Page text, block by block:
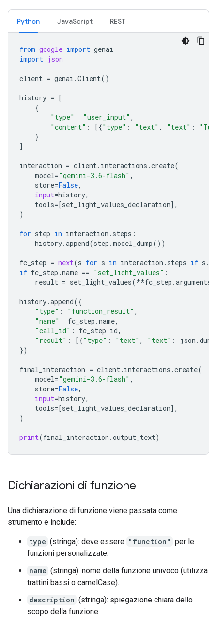
Python JavaScript REST
from google import genai
import json
client = genai .Client()
history =
[
{
"type" : "user_input" ,
"content" : [{"type" : "text" , "text" :
}
]
interaction = client. interactions .create(
model="gemini-3.6-flash" ,
store=False,
input=history,
tools= [set_light_values_declaration],
)
for step in interaction . steps :
history.append(step .model_dump())
fc_step = next(s for s in interaction . steps if s .
if fc_step .name == "set_light_values" :
result = set_light_values(**fc_step .arguments
history.append({
"type" : "function_result" ,
"name" : fc_step .name,
"call_id" : fc_step . id,
"result" : [{"type" : "text" , "text" : json .
})
final_interaction = client. interactions .create(
model="gemini-3.6-flash" ,
store=False,
input=history,
tools= [set_light_values_declaration],
)
print(final_interaction .output_text)
Dichiarazioni di funzione
Una dichiarazione di funzione viene passata come
strumento e include:
type (stringa): deve essere "function" per le
funzioni personalizzate.
name (stringa): nome della funzione univoco (utilizza
trattini bassi o camelCase).
description (stringa): spiegazione chiara dello
scopo della funzione.